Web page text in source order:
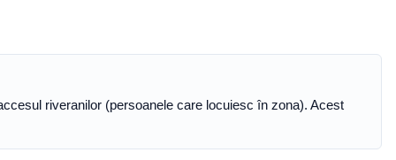
riveranilor (persoanele care locuiesc în zona). Acest